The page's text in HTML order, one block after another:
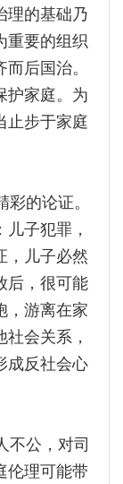
理的基础乃
重要的组织
后国治。
护家庭。为
止步于家庭
的论证。
子犯罪，
，儿子必然
后，很可能
，游离在家
会关系，
成反社会心
不公，对司
伦理可能带